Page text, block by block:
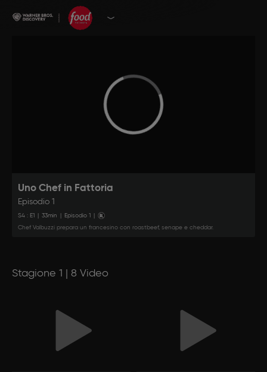
Uno Chef in Fattoria
Episodio 1
S4 : E1 33min Episodio 1
Chef Valbuzzi prepara un francesino con roastbeef, senape e cheddar.
Stagione 1 | 8 Video